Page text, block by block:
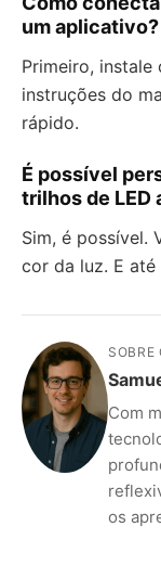
um aplicativo?
Primeiro,
instruções do
rápido.
É possível
trilhos de LED
Sim, é possível.
cor da luz. E
SOBRE
Com
os